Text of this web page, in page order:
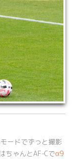
ードでずっと撮影
ちゃんとAF-Cでα9